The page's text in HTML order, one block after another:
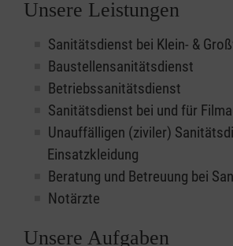
Unsere Leistungen
Sanitätsdienst bei Klein- &
Baustellensanitätsdienst
Betriebssanitätsdienst
Sanitätsdienst bei und für
Unauffälligen (ziviler)
Einsatzkleidung
Beratung und Betreuung bei
Notärzte
Unsere Aufgaben